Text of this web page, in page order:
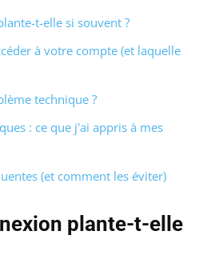
t-elle si souvent ?
à votre compte (et laquelle
technique ?
: ce que j'ai appris à mes
(et comment les éviter)
plante-t-elle